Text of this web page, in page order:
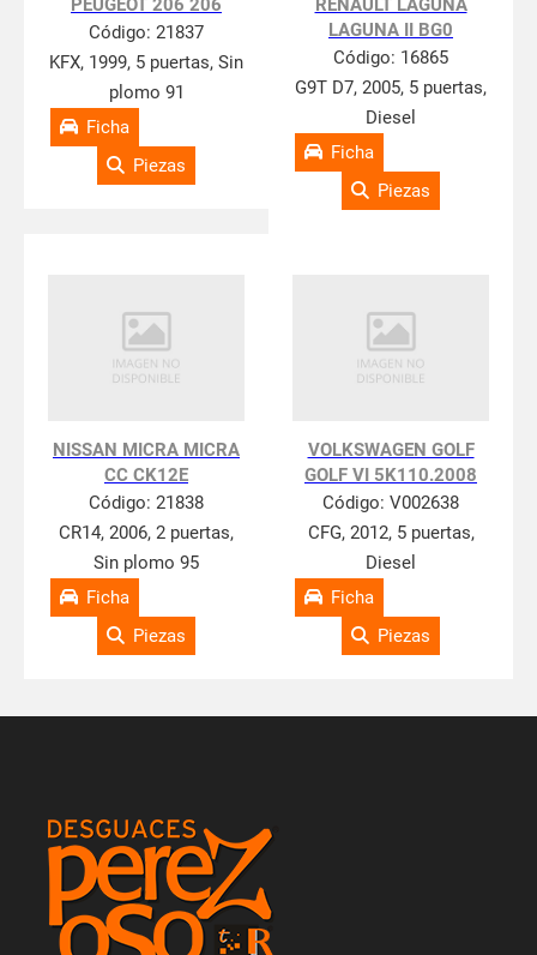
PEUGEOT 206 206
Código: 21837
KFX, 1999, 5 puertas, Sin
plomo 91
Ficha
Piezas
RENAULT LAGUNA
LAGUNA II BG0
Código: 16865
G9T D7, 2005, 5 puertas,
Diesel
Ficha
Piezas
NISSAN MICRA MICRA
CC CK12E
Código: 21838
CR14, 2006, 2 puertas,
Sin plomo 95
Ficha
Piezas
VOLKSWAGEN GOLF
GOLF VI 5K110.2008
Código: V002638
CFG, 2012, 5 puertas,
Diesel
Ficha
Piezas